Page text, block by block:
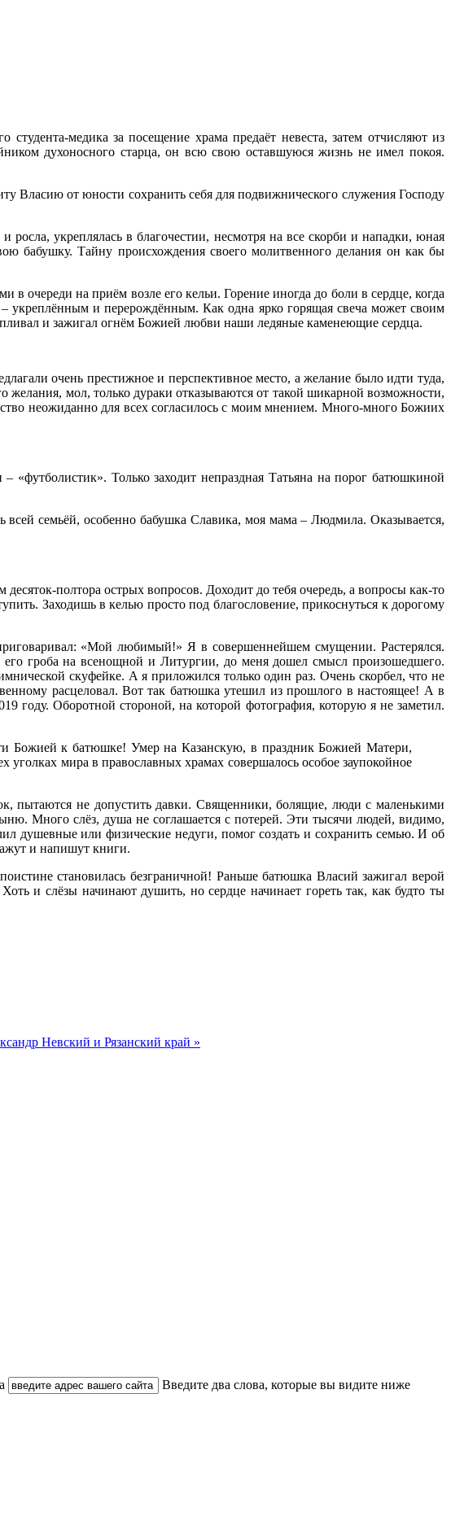
медика за посещение храма предаёт невеста, затем отчисляют из
духоносного старца, он всю свою оставшуюся жизнь не имел покоя.
Власию от юности сохранить себя для подвижнического служения Господу
укреплялась в благочестии, несмотря на все скорби и нападки, юная
бабушку. Тайну происхождения своего молитвенного делания он как бы
очереди на приём возле его кельи. Горение иногда до боли в сердце, когда
и перерождённым. Как одна ярко горящая свеча может своим
и зажигал огнём Божией любви наши ледяные каменеющие сердца.
очень престижное и перспективное место, а желание было идти туда,
желания, мол, только дураки отказываются от такой шикарной возможности,
неожиданно для всех согласилось с моим мнением. Много-много Божиих
Только заходит непраздная Татьяна на порог батюшкиной
семьёй, особенно бабушка Славика, моя мама – Людмила. Оказывается,
полтора острых вопросов. Доходит до тебя очередь, а вопросы как-то
Заходишь в келью просто под благословение, прикоснуться к дорогому
«Мой любимый!» Я в совершеннейшем смущении. Растерялся.
его гроба на всенощной и Литургии, до меня дошел смысл произошедшего.
скуфейке. А я приложился только один раз. Очень скорбел, что не
расцеловал. Вот так батюшка утешил из прошлого в настоящее! А в
году. Оборотной стороной, на которой фотография, которую я не заметил.
Божией к батюшке! Умер на Казанскую, в праздник Божией Матери,
мира в православных храмах совершалось особое заупокойное
пытаются не допустить давки. Священники, болящие, люди с маленькими
Много слёз, душа не соглашается с потерей. Эти тысячи людей, видимо,
душевные или физические недуги, помог создать и сохранить семью. И об
и напишут книги.
становилась безграничной! Раньше батюшка Власий зажигал верой
и слёзы начинают душить, но сердце начинает гореть так, как будто ты
Невский и Рязанский край »
Введите два слова, которые вы видите ниже